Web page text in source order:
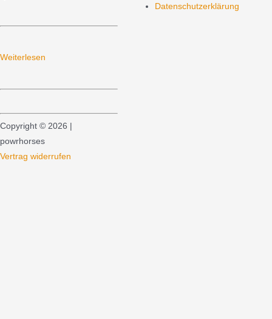
Weiterlesen
Datenschutzerklärung
Copyright © 2026 |
powrhorses
Vertrag widerrufen